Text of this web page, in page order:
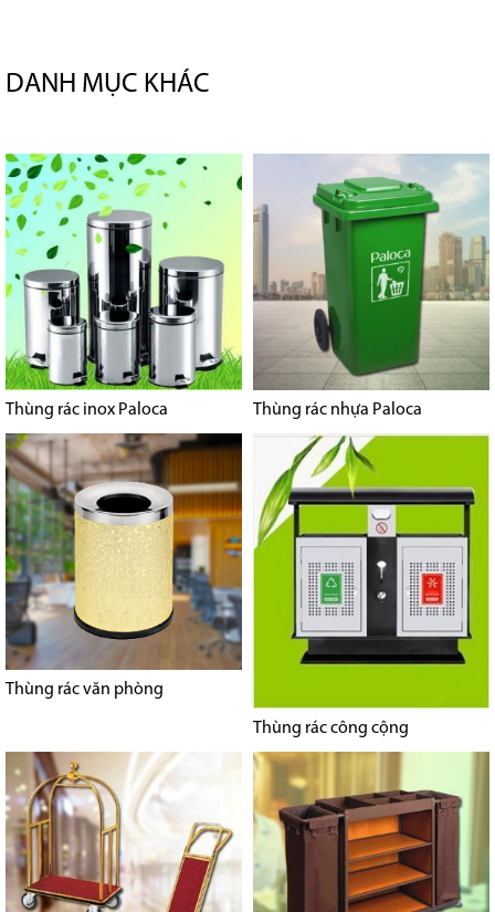
DANH MỤC KHÁC
Thùng rác inox Paloca Thùng rác nhựa Paloca
Thùng rác văn phòng
Thùng rác công cộng